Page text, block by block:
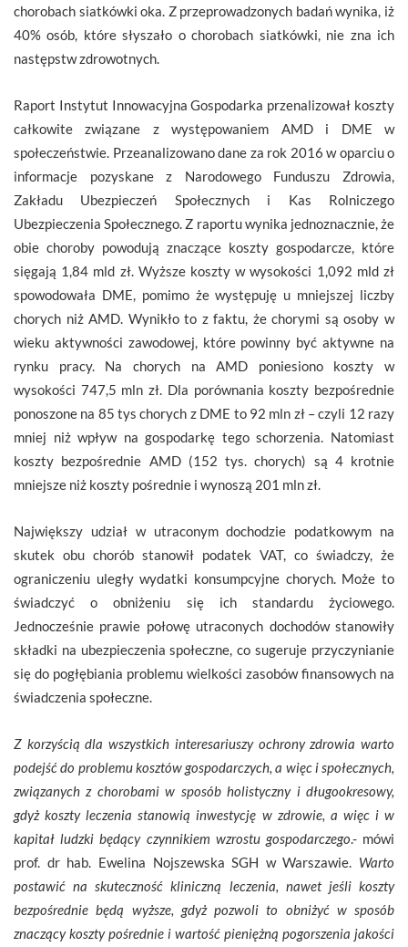
chorobach siatkówki oka. Z przeprowadzonych badań wynika, iż
40% osób, które słyszało o chorobach siatkówki, nie zna ich
następstw zdrowotnych.
Raport Instytut Innowacyjna Gospodarka przenalizował koszty
całkowite związane z występowaniem AMD i DME w
społeczeństwie. Przeanalizowano dane za rok 2016 w oparciu o
informacje pozyskane z Narodowego Funduszu Zdrowia,
Zakładu Ubezpieczeń Społecznych i Kas Rolniczego
Ubezpieczenia Społecznego. Z raportu wynika jednoznacznie, że
obie choroby powodują znaczące koszty gospodarcze, które
sięgają 1,84 mld zł. Wyższe koszty w wysokości 1,092 mld zł
spowodowała DME, pomimo że występuję u mniejszej liczby
chorych niż AMD. Wynikło to z faktu, że chorymi są osoby w
wieku aktywności zawodowej, które powinny być aktywne na
rynku pracy. Na chorych na AMD poniesiono koszty w
wysokości 747,5 mln zł. Dla porównania koszty bezpośrednie
ponoszone na 85 tys chorych z DME to 92 mln zł – czyli 12 razy
mniej niż wpływ na gospodarkę tego schorzenia. Natomiast
koszty bezpośrednie AMD (152 tys. chorych) są 4 krotnie
mniejsze niż koszty pośrednie i wynoszą 201 mln zł.
Największy udział w utraconym dochodzie podatkowym na
skutek obu chorób stanowił podatek VAT, co świadczy, że
ograniczeniu uległy wydatki konsumpcyjne chorych. Może to
świadczyć o obniżeniu się ich standardu życiowego.
Jednocześnie prawie połowę utraconych dochodów stanowiły
składki na ubezpieczenia społeczne, co sugeruje przyczynianie
się do pogłębiania problemu wielkości zasobów finansowych na
świadczenia społeczne.
Z korzyścią dla wszystkich interesariuszy ochrony zdrowia warto
podejść do problemu kosztów gospodarczych, a więc i społecznych,
związanych z chorobami w sposób holistyczny i długookresowy,
gdyż koszty leczenia stanowią inwestycję w zdrowie, a więc i w
kapitał ludzki będący czynnikiem wzrostu gospodarczego.- mówi
prof. dr hab. Ewelina Nojszewska SGH w Warszawie. Warto
postawić na skuteczność kliniczną leczenia, nawet jeśli koszty
bezpośrednie będą wyższe, gdyż pozwoli to obniżyć w sposób
znaczący koszty pośrednie i wartość pieniężną pogorszenia jakości